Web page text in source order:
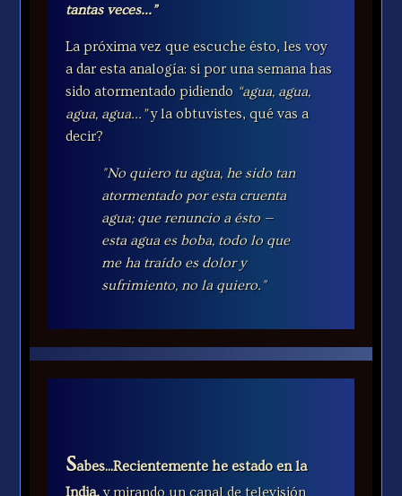
tantas veces...”
La próxima vez que escuche ésto, les voy
a dar esta analogía: si por una semana has
sido atormentado pidiendo “agua, agua,
agua, agua...”y la obtuvistes, qué vas a
decir?
"No quiero tu agua, he sido tan
atormentado por esta cruenta
agua; que renuncio a ésto —
esta agua es boba, todo lo que
me ha traído es dolor y
sufrimiento, no la quiero."
Sabes...Recientemente he estado en la
India,y mirando un canal de televisión